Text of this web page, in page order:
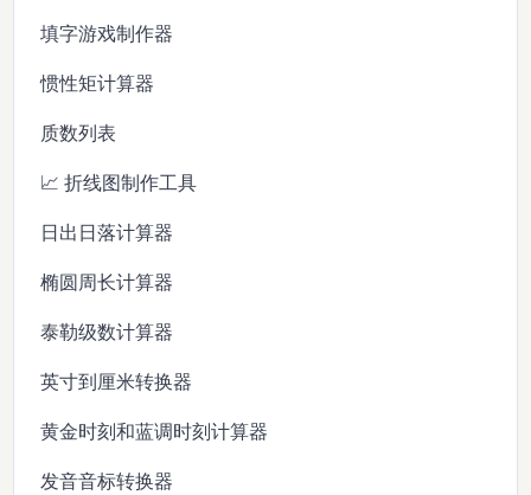
填字游戏制作器
惯性矩计算器
质数列表
📈 折线图制作工具
日出日落计算器
椭圆周长计算器
泰勒级数计算器
英寸到厘米转换器
黄金时刻和蓝调时刻计算器
发音音标转换器